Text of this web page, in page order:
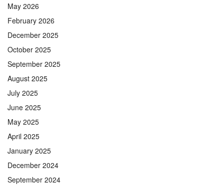
May 2026
February 2026
December 2025
October 2025
September 2025
August 2025
July 2025
June 2025
May 2025
April 2025
January 2025
December 2024
September 2024